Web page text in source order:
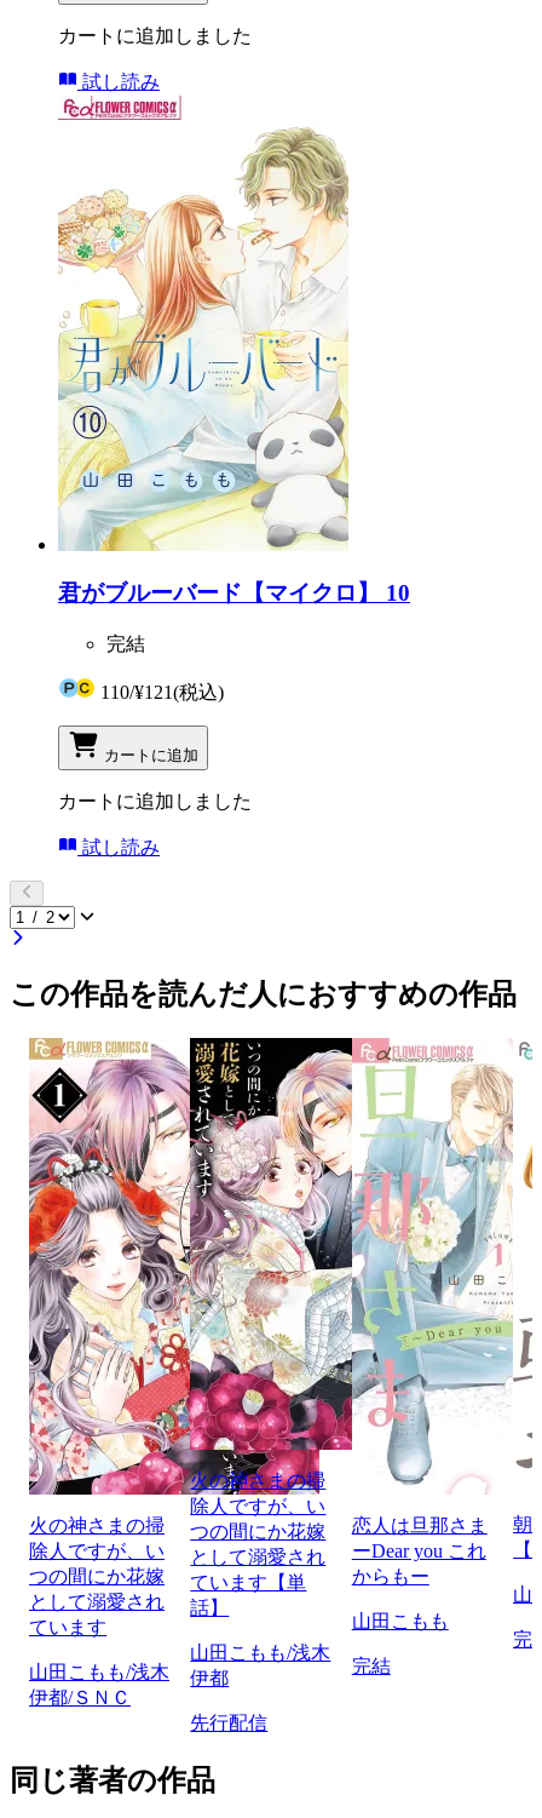
カートに追加しました
試し読み
君がブルーバード【マイクロ】 10
完結
110/¥121(税込)
カートに追加
カートに追加しました
試し読み
この作品を読んだ人におすすめの作品
火の神さまの掃
除人ですが、い
つの間にか花嫁
として溺愛され
ています
山田こもも/浅木
伊都/ＳＮＣ
火の神さまの掃
除人ですが、い
つの間にか花嫁
として溺愛され
ています【単
話】
山田こもも/浅木
伊都
先行配信
恋人は旦那さま
ーDear you これ
からもー
山田こもも
完結
朝
山
完
同じ著者の作品